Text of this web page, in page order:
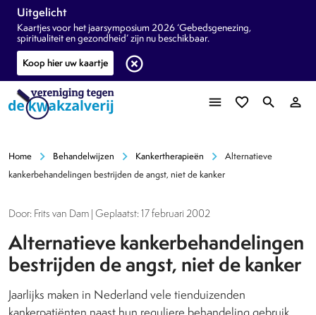
Uitgelicht
Kaartjes voor het jaarsymposium 2026 ‘Gebedsgenezing,
spiritualiteit en gezondheid’ zijn nu beschikbaar.
Koop hier uw kaartje
highlight_off
menu favorite_border search person_outline
Home chevron_right Behandelwijzen chevron_right Kankertherapieën chevron_right
Alternatieve
kankerbehandelingen bestrijden de angst, niet de kanker
Door: Frits van Dam | Geplaatst: 17 februari 2002
Alternatieve kankerbehandelingen
bestrijden de angst, niet de kanker
Jaarlijks maken in Nederland vele tienduizenden